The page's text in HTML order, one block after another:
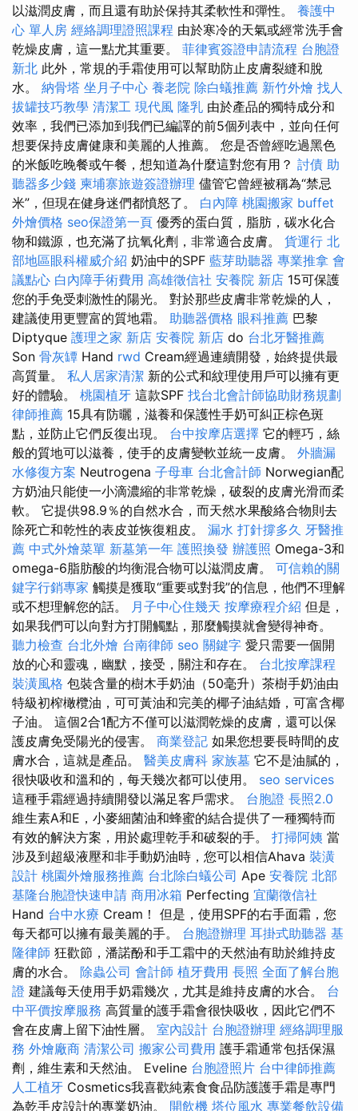
以滋潤皮膚，而且還有助於保持其柔軟性和彈性。 養護中
心 單人房 經絡調理證照課程 由於寒冷的天氣或經常洗手會
乾燥皮膚，這一點尤其重要。 菲律賓簽證申請流程 台胞證
新北 此外，常規的手霜使用可以幫助防止皮膚裂縫和脫
水。 納骨塔 坐月子中心 養老院 除白蟻推薦 新竹外燴 找人
拔罐技巧教學 清潔工 現代風 隆乳 由於產品的獨特成分和
效率，我們已添加到我們已編譯的前5個列表中，並向任何
想要保持皮膚健康和美麗的人推薦。 您是否曾經吃過黑色
的米飯吃晚餐或午餐，想知道為什麼這對您有用？ 討債 助
聽器多少錢 柬埔寨旅遊簽證辦理 儘管它曾經被稱為“禁忌
米”，但現在健身迷們都憤怒了。 白內障 桃園搬家 buffet
外燴價格 seo保證第一頁 優秀的蛋白質，脂肪，碳水化合
物和鐵源，也充滿了抗氧化劑，非常適合皮膚。 貨運行 北
部地區眼科權威介紹 奶油中的SPF 藍芽助聽器 專業推拿 會
議點心 白內障手術費用 高雄徵信社 安養院 新店 15可保護
您的手免受刺激性的陽光。 對於那些皮膚非常乾燥的人，
建議使用更豐富的質地霜。 助聽器價格 眼科推薦 巴黎
Diptyque 護理之家 新店 安養院 新店 do 台北牙醫推薦
Son 骨灰罈 Hand rwd Cream經過連續開發，始終提供最
高質量。 私人居家清潔 新的公式和紋理使用戶可以擁有更
好的體驗。 桃園植牙 這款SPF 找台北會計師協助財務規劃
律師推薦 15具有防曬，滋養和保護性手奶可糾正棕色斑
點，並防止它們反復出現。 台中按摩店選擇 它的輕巧，絲
般的質地可以滋養，使手的皮膚變軟並統一皮膚。 外牆漏
水修復方案 Neutrogena 子母車 台北會計師 Norwegian配
方奶油只能使一小滴濃縮的非常乾燥，破裂的皮膚光滑而柔
軟。 它提供98.9％的自然水合，而天然水果酸絡合物則去
除死亡和乾性的表皮並恢復粗皮。 漏水 打針撐多久 牙醫推
薦 中式外燴菜單 新墓第一年 護照換發 辦護照 Omega-3和
omega-6脂肪酸的均衡混合物可以滋潤皮膚。 可信賴的關
鍵字行銷專家 觸摸是獲取“重要或對我”的信息，他們不理解
或不想理解您的話。 月子中心住幾天 按摩療程介紹 但是，
如果我們可以向對方打開觸點，那麼觸摸就會變得神奇。
聽力檢查 台北外燴 台南律師 seo 關鍵字 愛只需要一個開
放的心和靈魂，幽默，接受，關注和存在。 台北按摩課程
裝潢風格 包裝含量的樹木手奶油（50毫升）茶樹手奶油由
特級初榨橄欖油，可可黃油和完美的椰子油結婚，可富含椰
子油。 這個2合1配方不僅可以滋潤乾燥的皮膚，還可以保
護皮膚免受陽光的侵害。 商業登記 如果您想要長時間的皮
膚水合，這就是產品。 醫美皮膚科 家族墓 它不是油膩的，
很快吸收和溫和的，每天幾次都可以使用。 seo services
這種手霜經過持續開發以滿足客戶需求。 台胞證 長照2.0
維生素A和E，小麥細菌油和蜂蜜的結合提供了一種獨特而
有效的解決方案，用於處理乾手和破裂的手。 打掃阿姨 當
涉及到超級液壓和非手動奶油時，您可以相信Ahava 裝潢
設計 桃園外燴服務推薦 台北除白蟻公司 Ape 安養院 北部
基隆台胞證快速申請 商用冰箱 Perfecting 宜蘭徵信社
Hand 台中水療 Cream！ 但是，使用SPF的右手面霜，您
每天都可以擁有最美麗的手。 台胞證辦理 耳掛式助聽器 基
隆律師 狂歡節，潘諾酚和手工霜中的天然油有助於維持皮
膚的水合。 除蟲公司 會計師 植牙費用 長照 全面了解台胞
證 建議每天使用手奶霜幾次，尤其是維持皮膚的水合。 台
中平價按摩服務 高質量的護手霜會很快吸收，因此它們不
會在皮膚上留下油性層。 室內設計 台胞證辦理 經絡調理服
務 外燴廠商 清潔公司 搬家公司費用 護手霜通常包括保濕
劑，維生素和天然油。 Eveline 台胞證照片 台中律師推薦
人工植牙 Cosmetics我喜歡純素食食品防護護手霜是專門
為乾手皮設計的專業奶油。 開飲機 塔位風水 專業餐飲設備